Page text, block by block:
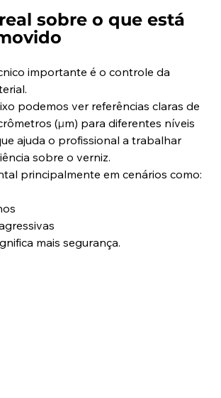
sobre o que está
importante é o controle da
podemos ver referências claras de
(µm) para diferentes níveis
ajuda o profissional a trabalhar
sobre o verniz.
principalmente em cenários como:
mais segurança.